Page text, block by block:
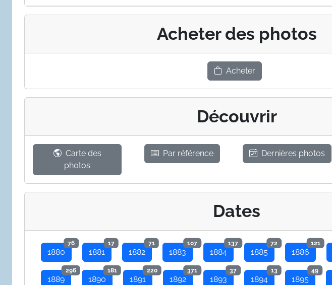
Acheter des photos
Acheter
Découvrir
Carte des
photos
Par référence Dernières photos
Dates
1880
76
1881
17
1882
71
1883
107
1884
137
1885
72
1886
121
1889
296
1890
181
1891
220
1892
371
1893
37
1894
13
1895
49